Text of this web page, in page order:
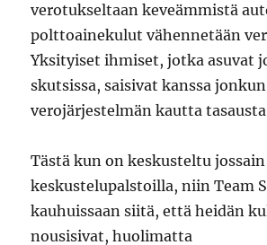
verotukseltaan keveämmistä
polttoainekulut vähennetään
Yksityiset ihmiset, jotka asuvat
skutsissa, saisivat kanssa jonkun
verojärjestelmän kautta
Tästä kun on keskusteltu jossain
keskustelupalstoilla, niin Team
kauhuissaan siitä, että heidän
nousisivat, huolimatta